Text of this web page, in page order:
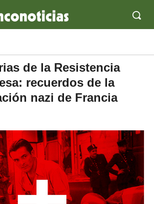
de la Resistencia
recuerdos de la
nazi de Francia